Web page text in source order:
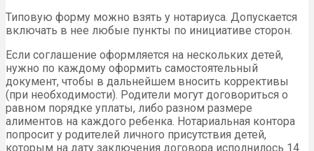
Типовую форму можно взять у нотариуса. Допускается
включать в нее любые пункты по инициативе сторон.
Если соглашение оформляется на нескольких детей,
нужно по каждому оформить самостоятельный
документ, чтобы в дальнейшем вносить коррективы
(при необходимости). Родители могут договориться о
равном порядке уплаты, либо разном размере
алиментов на каждого ребенка. Нотариальная контора
попросит у родителей личного присутствия детей,
которым на дату заключения договора исполнилось 14